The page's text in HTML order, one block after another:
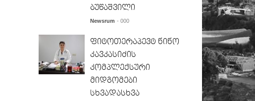
ბუწაშვილი
Newsrum - 000
ფიტოთერაპევტ ნინო
კავკასიძის
კომპლექსური
მიდგომები
სხვადასხვა